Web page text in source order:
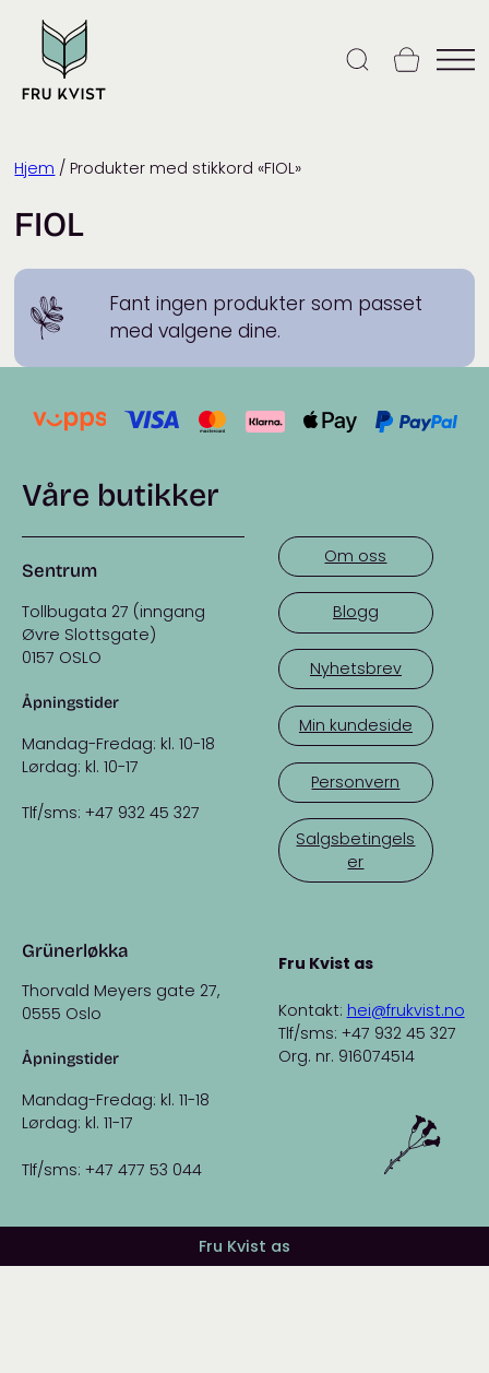
content
Hjem / Produkter med stikkord «FIOL»
FIOL
Fant ingen produkter som passet
med valgene dine.
Våre butikker
Sentrum
Tollbugata 27 (inngang
Øvre Slottsgate)
0157 OSLO
Åpningstider
Mandag-Fredag: kl. 10-18
Lørdag: kl. 10-17
Tlf/sms: +47 932 45 327
Grünerløkka
Thorvald Meyers gate 27,
0555 Oslo
Åpningstider
Mandag-Fredag: kl. 11-18
Lørdag: kl. 11-17
Tlf/sms: +47 477 53 044
Om oss
Blogg
Nyhetsbrev
Min kundeside
Personvern
Salgsbetingels
er
Fru Kvist as
Kontakt: hei@frukvist.no
Tlf/sms: +47 932 45 327
Org. nr. 916074514
Fru Kvist as